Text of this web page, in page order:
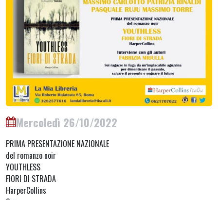
Mercoledì 26/10/2022
PRIMA PRESENTAZIONE NAZIONALE
del romanzo noir
YOUTHLESS
FIORI DI STRADA
HarperCollins